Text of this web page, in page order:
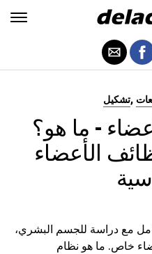
تشكيل,
- ما هو؟
الأعضاء
مع دراسة للجسم البشري،
خاص. ما هو نظام